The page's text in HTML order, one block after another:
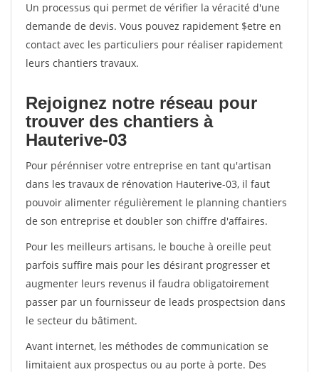
Un processus qui permet de vérifier la véracité d'une
demande de devis. Vous pouvez rapidement $etre en
contact avec les particuliers pour réaliser rapidement
leurs chantiers travaux.
Rejoignez notre réseau pour
trouver des chantiers à
Hauterive-03
Pour pérénniser votre entreprise en tant qu'artisan
dans les travaux de rénovation Hauterive-03, il faut
pouvoir alimenter régulièrement le planning chantiers
de son entreprise et doubler son chiffre d'affaires.
Pour les meilleurs artisans, le bouche à oreille peut
parfois suffire mais pour les désirant progresser et
augmenter leurs revenus il faudra obligatoirement
passer par un fournisseur de leads prospectsion dans
le secteur du bâtiment.
Avant internet, les méthodes de communication se
limitaient aux prospectus ou au porte à porte. Des